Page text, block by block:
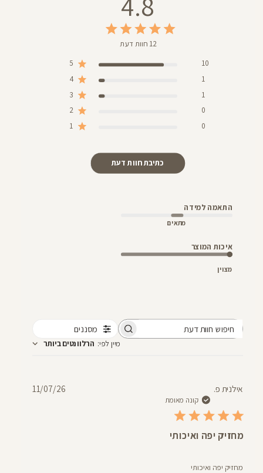
12 חוות דעת
5
10
4
1
3
1
2 0
1 0
כתיבת חוות דעת
התאמה למידה
מתאים
איכות המוצר
מצוין
מסננים
מיין לפי: הרלוונטים ביותר
אילנית פ.
קונה מאומת
מחזיק יפה ואיכותי
מחזיק יפה ואיכותי
11/07/26